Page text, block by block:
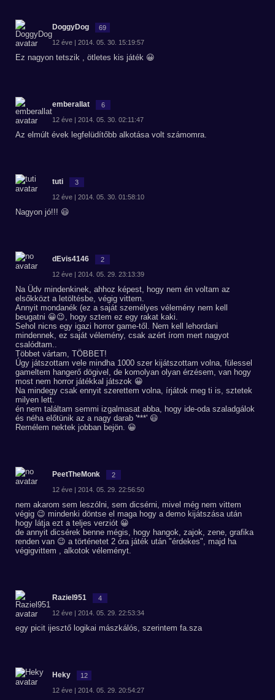
DoggyDog 69
12 éve | 2014. 05. 30. 15:19:57
Ez nagyon tetszik , ötletes kis játék 😀
emberallat 6
12 éve | 2014. 05. 30. 02:11:47
Az elmúlt évek legfelüdítőbb alkotása volt számomra.
tuti 3
12 éve | 2014. 05. 30. 01:58:10
Nagyon jó!!! 😃
dEvis4146 2
12 éve | 2014. 05. 29. 23:13:39
Na Üdv mindenkinek, ahhoz képest, hogy nem én voltam az
elsőkközt a letöltésbe, végig vittem.
Annyit mondanék (ez a saját személyes vélemény nem kell
beugatni 😀😉, hogy sztem ez egy rakat kaki.
Sehol nicns egy igazi horror game-től. Nem kell lehordani
mindennek, ez saját vélemény, csak azért írom mert nagyot
csalódtam..
Többet vártam, TÖBBET!
Úgy játszottam vele mindha 1000 szer kijátszottam volna, fülessel
gameltem hangerő dögivel, de komolyan olyan érzésem, van hogy
most nem horror játékkal játszok 😀
Na mindegy csak ennyit szerettem volna, írjátok meg ti is, sztetek
milyen lett.
én nem találtam semmi izgalmasat abba, hogy ide-oda szaladgálok
és néha előtünik az a nagy darab '***' 😃
Remélem nektek jobban bejön. 😀
PeetTheMonk 2
12 éve | 2014. 05. 29. 22:56:50
nem akarom sem leszólni, sem dicsérni, mivel még nem vittem
végig 😉 mindenki döntse el maga hogy a demo kijátszása után
hogy látja ezt a teljes verziót 😀
de annyit dicsérek benne mégis, hogy hangok, zajok, zene, grafika
renden van 😉 a történetet 2 óra játék után "érdekes", majd ha
végigvittem , alkotok véleményt.
Raziel951 4
12 éve | 2014. 05. 29. 22:53:34
egy picit ijesztő logikai mászkálós, szerintem fa.sza
Heky 12
12 éve | 2014. 05. 29. 20:54:27